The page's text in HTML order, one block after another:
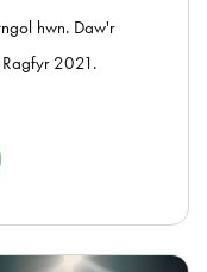
hwn. Daw'r
2021.